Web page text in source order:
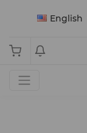
English